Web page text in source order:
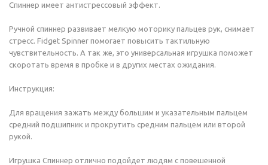
Спиннер имеет антистрессовый эффект.
Ручной спиннер развивает мелкую моторику пальцев рук, снимает
стресс. Fidget Spinner помогает повысить тактильную
чувствительность. А так же, это универсальная игрушка поможет
скоротать время в пробке и в других местах ожидания.
Инструкция:
Для вращения зажать между большим и указательным пальцем
средний подшипник и прокрутить средним пальцем или второй
рукой.
Игрушка Спиннер отлично подойдет людям с повешенной